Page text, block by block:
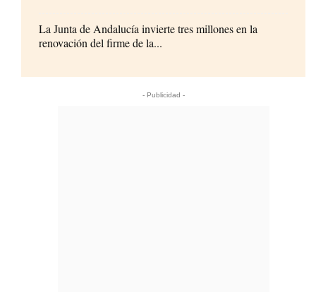
La Junta de Andalucía invierte tres millones en la
renovación del firme de la...
- Publicidad -